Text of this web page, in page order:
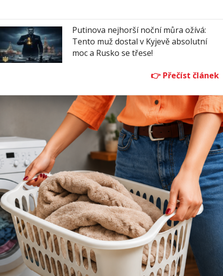
Putinova nejhorší noční můra ožívá:
Tento muž dostal v Kyjevě absolutní
moc a Rusko se třese!